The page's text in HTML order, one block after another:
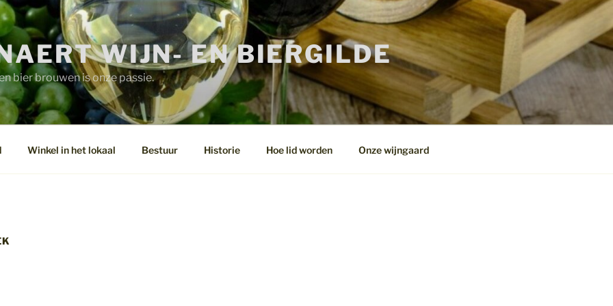
WIJN- EN BIERGILDE
bier brouwen is onze passie.
Winkel in het lokaal Bestuur Historie Hoe lid worden Onze wijngaard